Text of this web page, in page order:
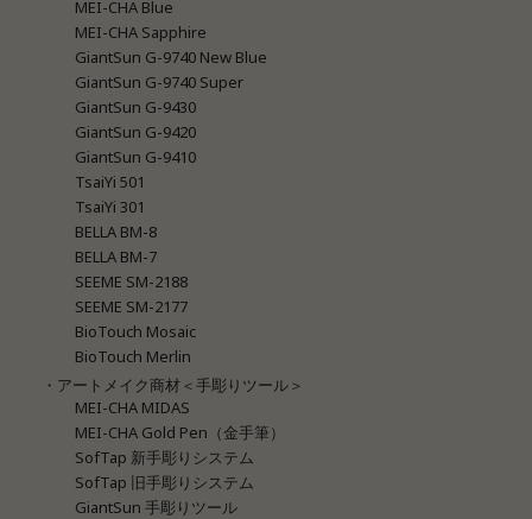
MEI-CHA Blue
MEI-CHA Sapphire
GiantSun G-9740 New Blue
GiantSun G-9740 Super
GiantSun G-9430
GiantSun G-9420
GiantSun G-9410
TsaiYi 501
TsaiYi 301
BELLA BM-8
BELLA BM-7
SEEME SM-2188
SEEME SM-2177
BioTouch Mosaic
BioTouch Merlin
・アートメイク商材＜手彫りツール＞
MEI-CHA MIDAS
MEI-CHA Gold Pen（金手筆）
SofTap 新手彫りシステム
SofTap 旧手彫りシステム
GiantSun 手彫りツール